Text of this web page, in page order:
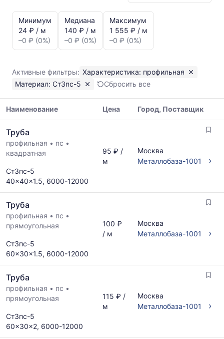
динамика
цен:
Труба
Ст3пс-5
Показаны
минимальная,
медианная
и
цена
по
данным
прайс-
листов
поставщиков
месяц.
Статистика
рассчитывается
актуальным
предложениям
и
обновляется
по
мере
прайс-
листов.
Минимум
24 ₽ / м
–0 ₽ (0%)
Медиана
140 ₽ / м
–0 ₽ (0%)
Максимум
1 555 ₽ / м
–0 ₽ (0%)
Активные фильтры: Характеристика: профильная
Материал: Ст3пс-5
Сбросить все
цен
на
металлопрокат
указанием
ГОСТ,
размеров
поставщиков
по
Наименование Цена Город, Поставщик
Труба
профильная • пс •
квадратная
Ст3пс-5
40x40x1.5, 6000-12000
95 ₽ /
м
Москва
Металлобаза-1001
›
Труба
профильная • пс •
прямоугольная
Ст3пс-5
60x30x1.5, 6000-12000
100 ₽
/ м
Москва
Металлобаза-1001
›
Труба
профильная • пс •
прямоугольная
Ст3пс-5
60x30x2, 6000-12000
115 ₽ /
м
Москва
Металлобаза-1001
›